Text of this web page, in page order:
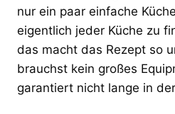
nur ein paar einfache
eigentlich jeder Küche zu
das macht das Rezept so
brauchst kein großes
garantiert nicht lange in